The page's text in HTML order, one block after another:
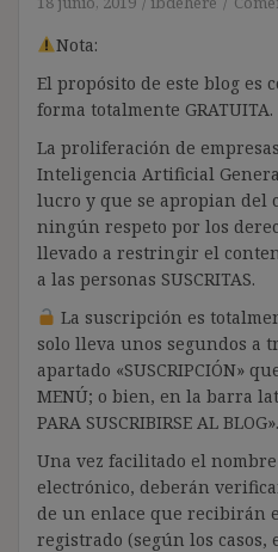
Nota:
El propósito de este blog es
forma totalmente GRATUITA.
La proliferación de
Inteligencia Artificial
lucro y que se apropian del
ningún respeto por los
llevado a restringir el
a las personas SUSCRITAS.
La suscripción es
solo lleva unos segundos a
apartado «SUSCRIPCIÓN»
MENÚ; o bien, en la barra
PARA SUSCRIBIRSE AL BLOG».
Una vez facilitado el
electrónico, deberán
de un enlace que recibirán
registrado (según los casos,